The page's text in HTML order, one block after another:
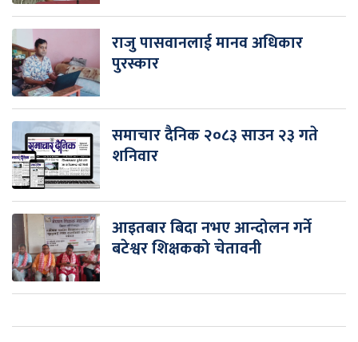
राजु पासवानलाई मानव अधिकार
पुरस्कार
समाचार दैनिक २०८३ साउन २३ गते
शनिवार
आइतबार बिदा नभए आन्दोलन गर्ने
बटेश्वर शिक्षकको चेतावनी